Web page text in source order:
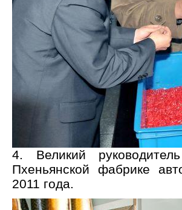
4. Великий
Пхеньянской фабрике
2011 года.